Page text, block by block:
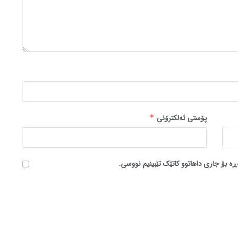
پۆستی ئەلکترۆنی *
بۆ جاری داهاتوو کاتێک تێبینیم نووسی.